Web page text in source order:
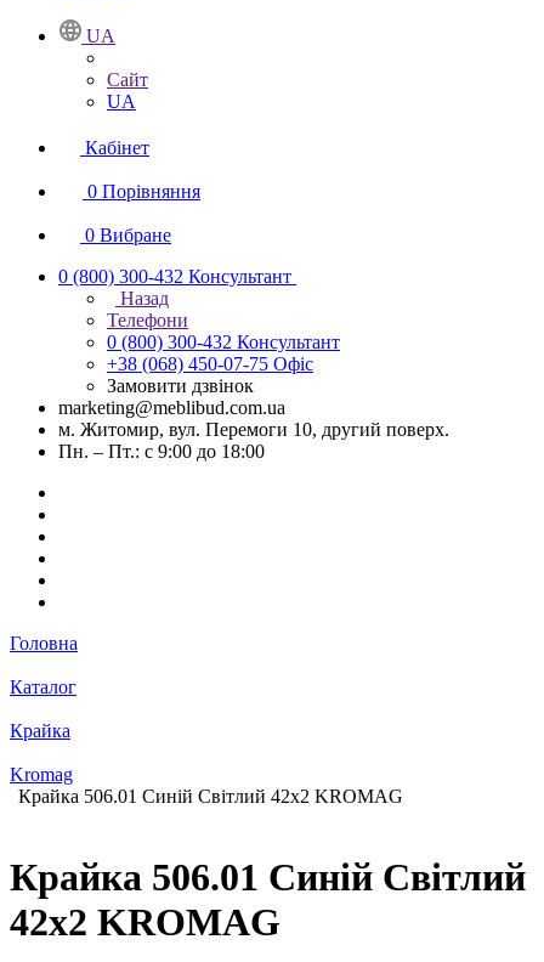
UA
Сайт
UA
Кабінет
0 Порівняння
0 Вибране
0 (800) 300-432 Консультант
Назад
Телефони
0 (800) 300-432 Консультант
+38 (068) 450-07-75 Офіс
Замовити дзвінок
marketing@meblibud.com.ua
м. Житомир, вул. Перемоги 10, другий поверх.
Пн. – Пт.: с 9:00 до 18:00
Головна
Каталог
Крайка
Kromag
Крайка 506.01 Синій Світлий 42х2 KROMAG
Крайка 506.01 Синій Світлий
42х2 KROMAG